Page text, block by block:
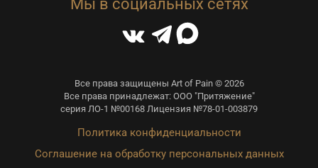
Мы в социальных сетях
Все права защищены Art of Pain © 2026
Все права принадлежат: ООО "Притяжение"
серия ЛО-1 №00168 Лицензия №78-01-003879
Политика конфиденциальности
Соглашение на обработку персональных данных